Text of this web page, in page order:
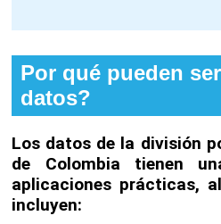
Por qué pueden
datos?
Los datos de la división
de Colombia tienen
aplicaciones prácticas,
incluyen: